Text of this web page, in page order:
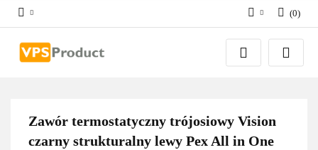
Zaloguj się
Zarejestruj się
(0)
Zawór termostatyczny trójosiowy Vision
czarny strukturalny lewy Pex All in One